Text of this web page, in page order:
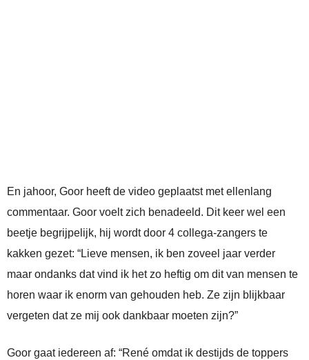
En jahoor, Goor heeft de video geplaatst met ellenlang
commentaar. Goor voelt zich benadeeld. Dit keer wel een
beetje begrijpelijk, hij wordt door 4 collega-zangers te
kakken gezet: “Lieve mensen, ik ben zoveel jaar verder
maar ondanks dat vind ik het zo heftig om dit van mensen te
horen waar ik enorm van gehouden heb. Ze zijn blijkbaar
vergeten dat ze mij ook dankbaar moeten zijn?”
Goor gaat iedereen af: “René omdat ik destijds de toppers